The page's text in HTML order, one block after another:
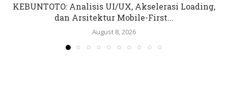
KEBUNTOTO: Analisis UI/UX, Akselerasi Loading,
dan Arsitektur Mobile-First...
August 8, 2026